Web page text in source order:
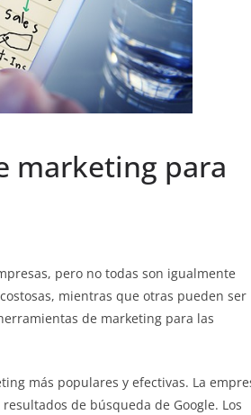
marketing para
pero no todas son igualmente
mientras que otras pueden ser
de marketing para las
más populares y efectivas. La
de búsqueda de Google. Los